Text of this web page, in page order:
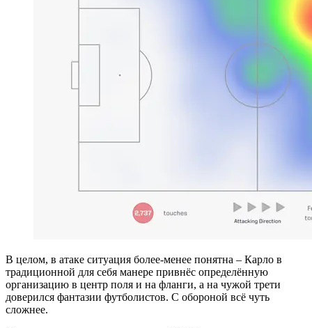
В целом, в атаке ситуация более-менее понятна – Карло в
традиционной для себя манере привнёс определённую
организацию в центр поля и на фланги, а на чужой трети
доверился фантазии футболистов. С обороной всё чуть
сложнее.